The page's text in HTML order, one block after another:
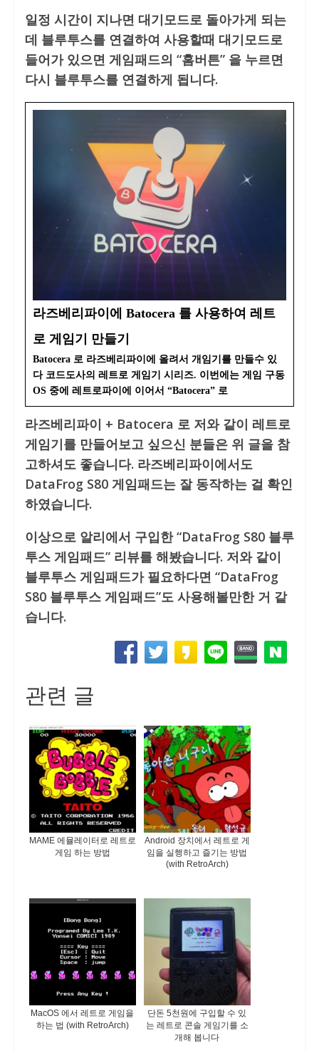
일정 시간이 지나면 대기모드로 돌아가게 되는
데 블루투스를 연결하여 사용할때 대기모드로
들어가 있으면 게임패드의 “홈버튼” 을 누르면
다시 블루투스를 연결하게 됩니다.
라즈베리파이에 Batocera 를 사용하여 레트
로 게임기 만들기
Batocera 로 라즈베리파이에 올려서 개임기를 만들수 있
다 코드도사의 레트로 게임기 시리즈. 이번에는 게임 구동
OS 중에 레트로파이에 이어서 “Batocera” 로
라즈베리파이 + Batocera 로 저와 같이 레트로
게임기를 만들어보고 싶으신 분들은 위 글을 참
고하셔도 좋습니다. 라즈베리파이에서도
DataFrog S80 게임패드는 잘 동작하는 걸 확인
하였습니다.
이상으로 알리에서 구입한 “DataFrog S80 블루
투스 게임패드” 리뷰를 해봤습니다. 저와 같이
블루투스 게임패드가 필요하다면 “DataFrog
S80 블루투스 게임패드”도 사용해볼만한 거 같
습니다.
관련 글
MAME 에뮬레이터로 레트로
게임 하는 방법
Android 장치에서 레트로 게
임을 실행하고 즐기는 방법
(with RetroArch)
MacOS 에서 레트로 게임을
하는 법 (with RetroArch)
단돈 5천원에 구입할 수 있
는 레트로 콘솔 게임기를 소
개해 봅니다